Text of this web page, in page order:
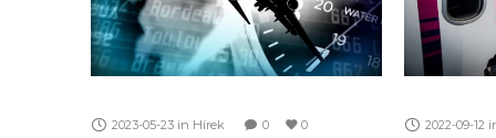
2023-05-23 in Hírek 0 0 2022-09-12